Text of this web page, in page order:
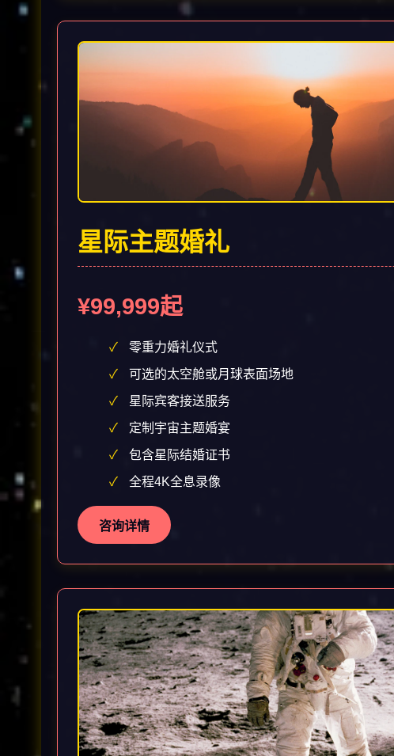
星际主题婚礼
¥99,999起
零重力婚礼仪式
可选的太空舱或月球表面场地
星际宾客接送服务
定制宇宙主题婚宴
包含星际结婚证书
全程4K全息录像
咨询详情